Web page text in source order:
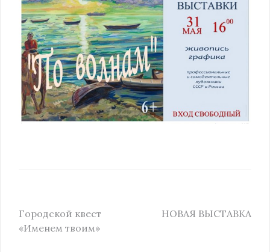
Городской квест
«Именем твоим»
НОВАЯ ВЫСТАВКА